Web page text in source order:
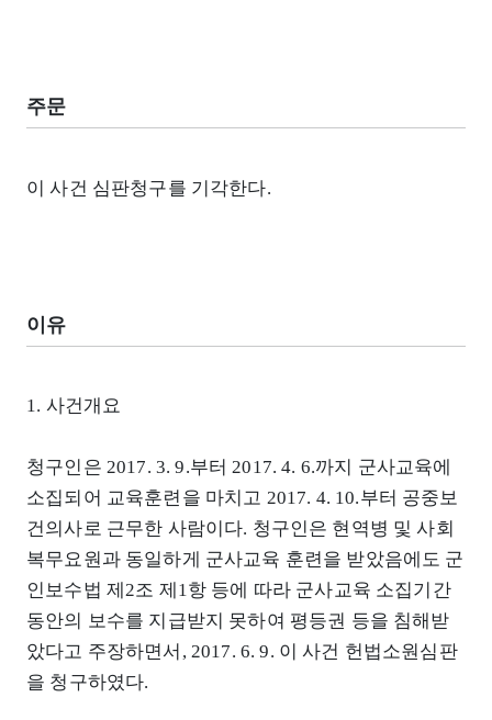
주문
이 사건 심판청구를 기각한다.
이유
1. 사건개요
청구인은 2017. 3. 9.부터 2017. 4. 6.까지 군사교육에
소집되어 교육훈련을 마치고 2017. 4. 10.부터 공중보
건의사로 근무한 사람이다. 청구인은 현역병 및 사회
복무요원과 동일하게 군사교육 훈련을 받았음에도 군
인보수법 제2조 제1항 등에 따라 군사교육 소집기간
동안의 보수를 지급받지 못하여 평등권 등을 침해받
았다고 주장하면서, 2017. 6. 9. 이 사건 헌법소원심판
을 청구하였다.